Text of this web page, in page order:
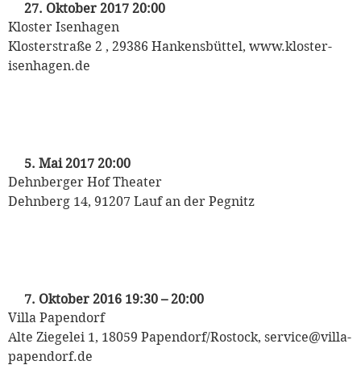
7. Oktober 2016 19:30 –20:00
Villa Papendorf
Alte Ziegelei 1, 18059 Papendorf/Rostock, service@villa-
papendorf.de
5. Mai 2017 20:00
Dehnberger Hof Theater
Dehnberg 14, 91207 Lauf an der Pegnitz
27. Oktober 2017 20:00
Kloster Isenhagen
Klosterstraße 2 , 29386 Hankensbüttel, www.kloster-
isenhagen.de